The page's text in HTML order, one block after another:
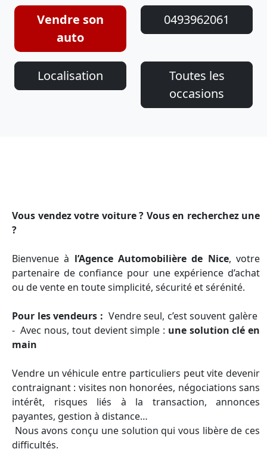
Vendre son
auto
0493962061
Localisation
Toutes les
occasions
Vous vendez votre voiture ? Vous en recherchez une
?
Bienvenue à l’Agence Automobilière de Nice, votre
partenaire de confiance pour une expérience d’achat
ou de vente en toute simplicité, sécurité et sérénité.
Pour les vendeurs : Vendre seul, c’est souvent galère
- Avec nous, tout devient simple : une solution clé en
main
Vendre un véhicule entre particuliers peut vite devenir
contraignant : visites non honorées, négociations sans
intérêt, risques liés à la transaction, annonces
payantes, gestion à distance…
Nous avons conçu une solution qui vous libère de ces
difficultés.